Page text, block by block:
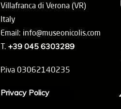
Villafranca di Verona (VR)
Italy
Email: info@museonicolis.com
T. +39 045 6303289
P.iva 03062140235
Privacy Policy